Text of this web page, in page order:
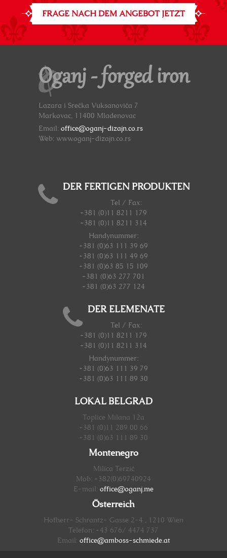
FRAGE NACH DEM ANGEBOT JETZT
Oganj - forged iron
Lazara i Srećka Vuksanovića 7
Markovac, 11400 Mladenovac
Email: office@oganj-dizajn.co.rs
Web: www.oganj-dizajn.co.rs
DER FERTIGEN PRODUKTEN
Tel / Fax:
+381 (0)11 8211 179
+381 (0)11 8211 314
Handynummer:
+381 (0)63 111 39 69
+381 (0)63 111 49 69
+381 (0)63 85 15 109
+381 (0)63 277 701
+381 (0)63 277 124
DER ELEMENATE
Tel / Fax:
+381 (0)11 8211 179
+381 (0)11 8211 314
Handynummer:
+381 (0)63 111 39 79
+381 (0)63 111 89 30
LOKAL BELGRAD
Toplice Milana 12a
+381 (0)11 289 00 66
+381 (0)63 111 89 30
Montenegro
Milica Terzić
Mob: +382(0)69740924
E-mail: office@oganj.me
Österreich
Hofherr- Schrantz- Gasse 2-4 , 1210 Wien
Telefon: +43 676/ 4474 737
Email: office@amboss-schmiede.at